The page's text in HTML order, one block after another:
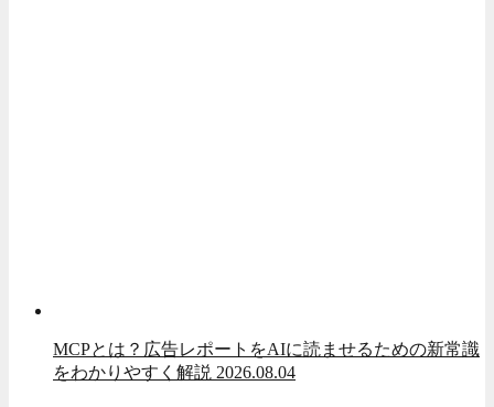
MCPとは？広告レポートをAIに読ませるための新常識
をわかりやすく解説 2026.08.04